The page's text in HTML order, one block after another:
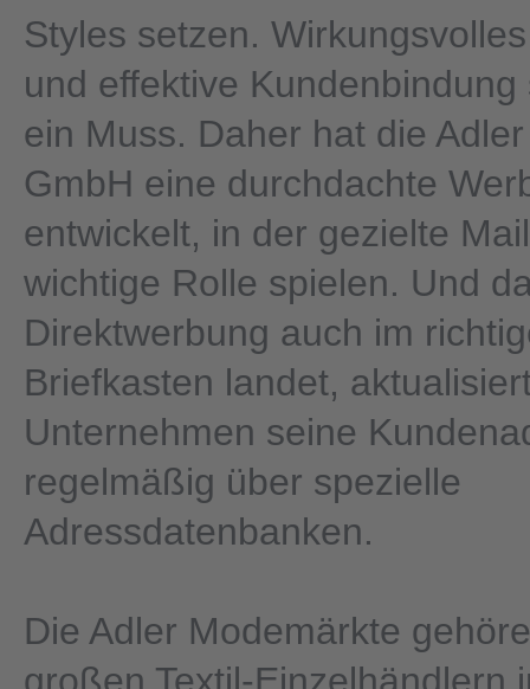
Styles setzen.
und effektive
ein Muss. Daher hat die
GmbH eine durchdachte
entwickelt, in der gezielte
wichtige Rolle spielen. Und
Direktwerbung auch im
Briefkasten landet,
Unternehmen seine
regelmäßig über spezielle
Adressdatenbanken.
Die Adler Modemärkte